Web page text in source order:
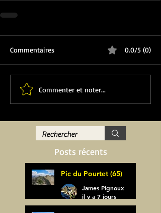
Commentaires 0.0/5 (0)
Commenter et noter...
Posts récents
Pic du Pourtet (65)
James Pignoux
il y a 7 jours